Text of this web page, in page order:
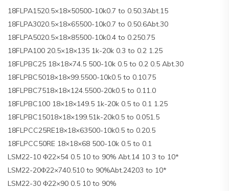
18FLPA1520.5×18×50500-10k0.7 to 0.50.3Abt.15
18FLPA3020.5×18×65500-10k0.7 to 0.50.6Abt.30
18FLPA5020.5×18×85500-10k0.4 to 0.250.75
18FLPA100 20.5×18×135 1k-20k 0.3 to 0.2 1.25
18FLPBC25 18×18×74.5 500-10k 0.5 to 0.2 0.5 Abt.30
18FLPBC5018×18×99.5500-10k0.5 to 0.10.75
18FLPBC7518×18×124.5500-20k0.5 to 0.11.0
18FLPBC100 18×18×149.5 1k-20k 0.5 to 0.1 1.25
18FLPBC15018×18×199.51k-20k0.5 to 0.051.5
18FLPCC25RE18×18×63500-10k0.5 to 0.20.5
18FLPCC50RE 18×18×68 500-10k 0.5 to 0.1
LSM22-10 Φ22×54 0.5 10 to 90% Abt.14 10 3 to 10*
LSM22-20Φ22×740.510 to 90%Abt.24203 to 10*
LSM22-30 Φ22×90 0.5 10 to 90%